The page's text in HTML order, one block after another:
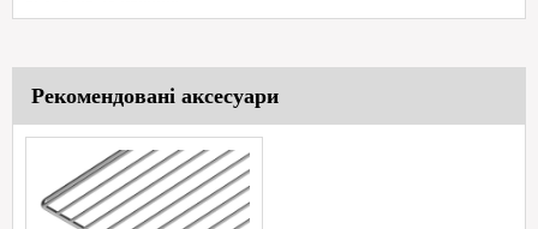
Рекомендовані аксесуари